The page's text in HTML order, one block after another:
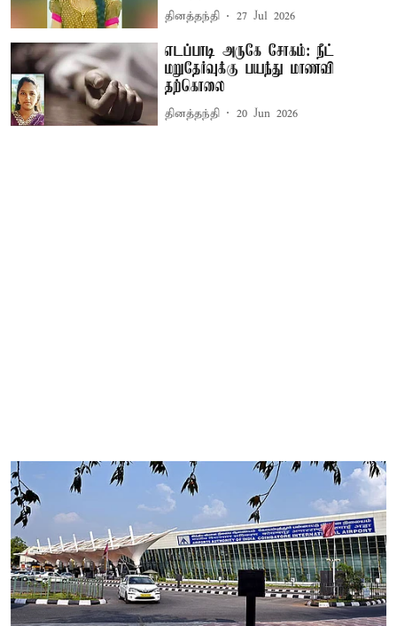
தினத்தந்தி 27 Jul 2026
எடப்பாடி அருகே சோகம்: நீட்
மறுதேர்வுக்கு பயந்து மாணவி
தற்கொலை
தினத்தந்தி 20 Jun 2026